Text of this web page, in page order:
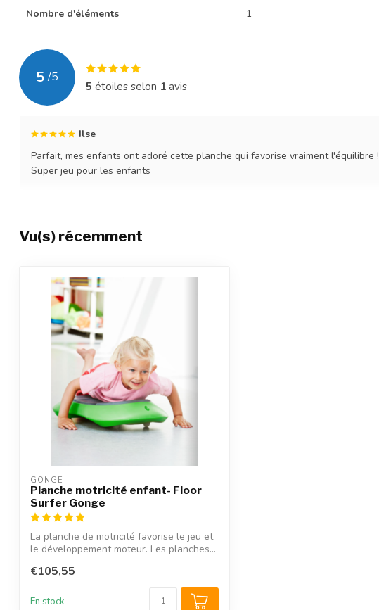
Nombre d'éléments 1
5 /5
5 étoiles selon 1avis
Ilse
Parfait, mes enfants ont adoré cette planche qui favorise vraiment l'équilibre !
Super jeu pour les enfants
Vu(s) récemment
GONGE
Planche motricité enfant- Floor
Surfer Gonge
La planche de motricité favorise le jeu et
le développement moteur. Les planches...
€105,55
En stock